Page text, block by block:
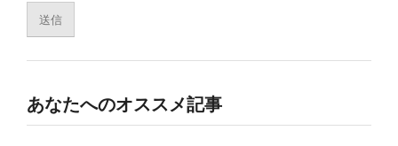
あなたへのオススメ記事